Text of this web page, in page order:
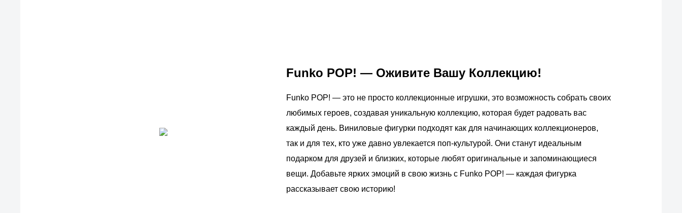
Funko POP! — Оживите Вашу Коллекцию!
Funko POP! — это не просто коллекционные игрушки, это возможность собрать своих
любимых героев, создавая уникальную коллекцию, которая будет радовать вас
каждый день. Виниловые фигурки подходят как для начинающих коллекционеров,
так и для тех, кто уже давно увлекается поп-культурой. Они станут идеальным
подарком для друзей и близких, которые любят оригинальные и запоминающиеся
вещи. Добавьте ярких эмоций в свою жизнь с Funko POP! — каждая фигурка
рассказывает свою историю!